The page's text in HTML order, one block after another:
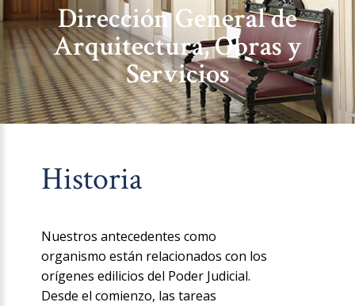
Dirección General de
Arquitectura, Obras y
Servicios
Historia
Nuestros antecedentes como
organismo están relacionados con los
orígenes edilicios del Poder Judicial.
Desde el comienzo, las tareas